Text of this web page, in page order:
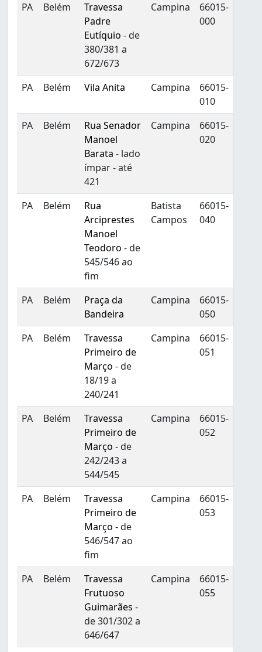
PA
Belém
Travessa
Padre
Eutíquio - de
380/381 a
672/673
Campina
66015-
000
PA Belém Vila Anita Campina
66015-
010
PA
Belém
Rua Senador
Manoel
Barata - lado
ímpar - até
421
Campina
66015-
020
PA Belém
Rua
Arciprestes
Manoel
Teodoro - de
545/546 ao
fim
Batista
Campos
66015-
040
PA Belém
Praça da
Bandeira
Campina
66015-
050
PA
Belém
Travessa
Primeiro de
Março - de
18/19 a
240/241
Campina
66015-
051
PA Belém
Travessa
Primeiro de
Março - de
242/243 a
544/545
Campina
66015-
052
PA Belém
Travessa
Primeiro de
Março - de
546/547 ao
fim
Campina
66015-
053
PA Belém
Travessa
Frutuoso
Guimarães -
de 301/302 a
646/647
Campina
66015-
055